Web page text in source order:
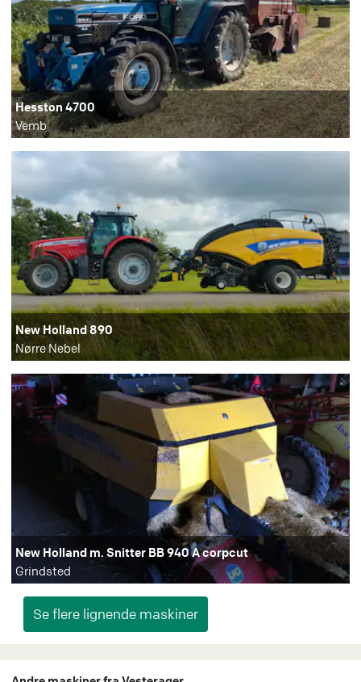
Hesston 4700
Vemb
New Holland 890
Nørre Nebel
New Holland m. Snitter BB 940 A corpcut
Grindsted